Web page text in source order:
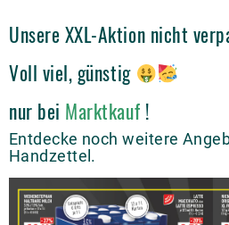
Unsere XXL-Aktion nicht
Voll viel, günstig
nur bei Marktkauf !
Entdecke noch weitere
Handzettel.